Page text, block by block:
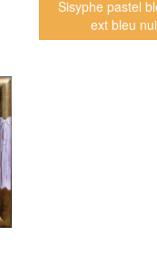
Sisyphe pastel
ext bleu